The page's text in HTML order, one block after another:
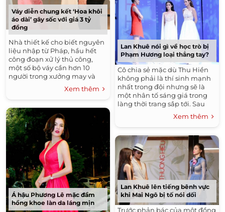
Váy diễn chung kết ‘Hoa khôi
áo dài’ gây sốc với giá 3 tỷ
đồng
Nhà thiết kế cho biết nguyên
liệu nhập từ Pháp, hầu hết
công đoạn xử lý thủ công,
một số bộ váy cần hơn 10
người trong xưởng may và
Xem thêm
Á hậu Phương Lê mặc đầm
hồng khoe làn da láng mịn
Lan Khuê nói gì về học trò bị
Phạm Hương loại thẳng tay?
Cô chia sẻ mặc dù Thu Hiền
không phải là thí sinh mạnh
nhất trong đội nhưng sẽ là
một nhân tố sáng giá trong
làng thời trang sắp tới. Sau
tập 5 của The Face Vietnam
2016, Lan Khuê lại mất thêm
một...
Xem thêm
Lan Khuê lên tiếng bênh vực
khi Mai Ngô bị tố nói dối
Trước phản bác của một đồng